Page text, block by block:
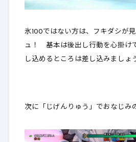
氷100ではない方は、フキダシが
ュ！ 基本は後出し行動を心掛け
し込めるところは差し込みましょ
次に「じげんりゅう」でおなじみ